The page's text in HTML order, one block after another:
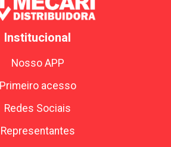
Institucional
Nosso APP
Primeiro acesso
Redes Sociais
Representantes